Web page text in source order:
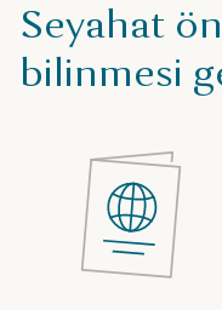
Seyahat
bilinmesi